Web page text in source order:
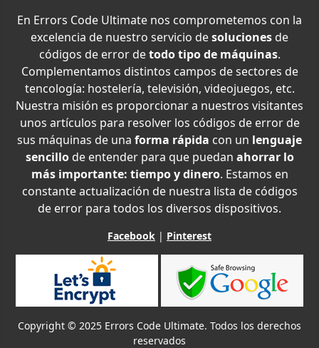
En Errors Code Ultimate nos comprometemos con la
excelencia de nuestro servicio desoluciones de
códigos de error detodo tipo de máquinas.
Complementamos distintos campos de sectores de
tencología: hostelería, televisión, videojuegos, etc.
Nuestra misión es proporcionar a nuestros visitantes
unos artículos para resolver los códigos de error de
sus máquinas de una forma rápida con un lenguaje
sencillode entender para que puedan ahorrar lo
más importante: tiempo y dinero. Estamos en
constante actualización de nuestra lista de códigos
de error para todos los diversos dispositivos.
Facebook | Pinterest
Copyright © 2025 Errors Code Ultimate. Todos los derechos
reservados